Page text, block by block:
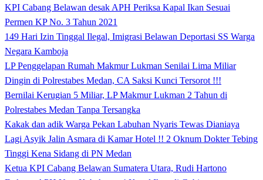
KPI Cabang Belawan desak APH Periksa Kapal Ikan Sesuai
Permen KP No. 3 Tahun 2021
149 Hari Izin Tinggal Ilegal, Imigrasi Belawan Deportasi SS Warga
Negara Kamboja
LP Penggelapan Rumah Makmur Lukman Senilai Lima Miliar
Dingin di Polrestabes Medan, CA Saksi Kunci Tersorot !!!
Bernilai Kerugian 5 Miliar, LP Makmur Lukman 2 Tahun di
Polrestabes Medan Tanpa Tersangka
Kakak dan adik Warga Pekan Labuhan Nyaris Tewas Dianiaya
Lagi Asyik Jalin Asmara di Kamar Hotel !! 2 Oknum Dokter Tebing
Tinggi Kena Sidang di PN Medan
Ketua KPI Cabang Belawan Sumatera Utara, Rudi Hartono